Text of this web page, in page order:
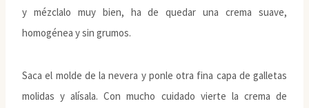
y mézclalo muy bien, ha de quedar una crema suave,
homogénea y sin grumos.
Saca el molde de la nevera y ponle otra fina capa de galletas
molidas y alísala. Con mucho cuidado vierte la crema de